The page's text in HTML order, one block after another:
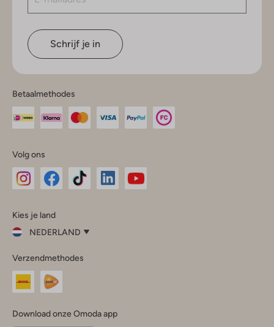
Schrijf je in
Betaalmethodes
Volg ons
InstagramFacebook
Kies je land
NEDERLAND
je
land
Nederland
Verzendmethodes
Download onze Omoda app